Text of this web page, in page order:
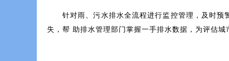
针对雨、污水排水全流程进行监控管理，及时预
失，帮助排水管理部门掌握一手排水数据，为评